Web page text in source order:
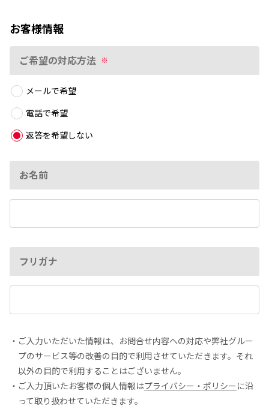
お客様情報
ご希望の対応方法 ※
メールで希望
電話で希望
返答を希望しない
お名前
フリガナ
ご入力いただいた情報は、お問合せ内容への対応や弊社グルー
プのサービス等の改善の目的で利用させていただきます。 それ
以外の目的で利用することはございません。
ご入力頂いたお客様の個人情報はプライバシー・ポリシーに沿
って取り扱わせていただきます。